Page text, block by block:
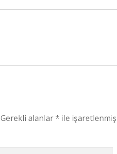
Gerekli alanlar* ile